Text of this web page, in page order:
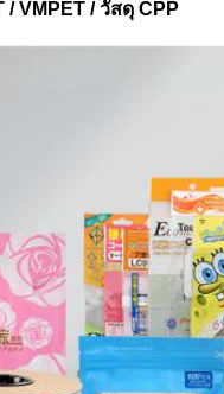
VMPET / วัสดุ CPP